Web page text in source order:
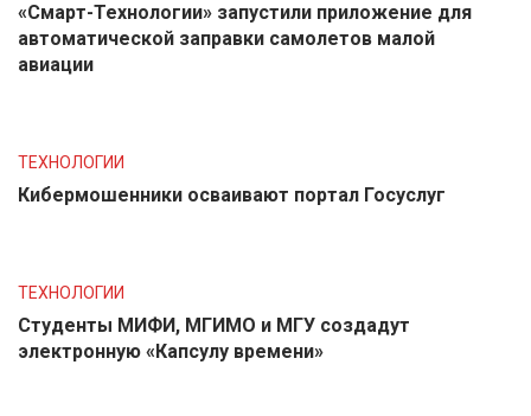
«Смарт-Технологии» запустили приложение для
автоматической заправки самолетов малой
авиации
ТЕХНОЛОГИИ
Кибермошенники осваивают портал Госуслуг
ТЕХНОЛОГИИ
Студенты МИФИ, МГИМО и МГУ создадут
электронную «Капсулу времени»